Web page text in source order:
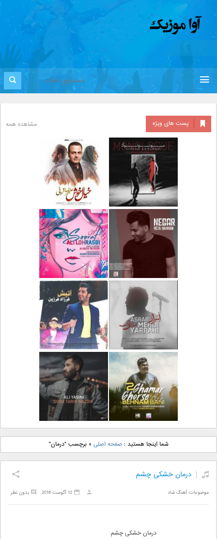
پست های ویژه مشاهده همه
دانلود آلبوم جدید سیروان
خسروی بنام مونولوگ
دانلود آهنگ جدید علیرضا
قربانی بنام خیال خوش
دانلود آهنگ جدید رضا
بهرام بنام نگار
دانلود آهنگ جدید علی
لهراسبی بنام صورت
دانلود آهنگ جدید مهدی
یراحی بنام اسرار
دانلود آهنگ جدید فرزاد
فرزین بنام آتیش
دانلود آهنگ جدید بهنام
بانی بنام قرص قمر 2
دانلود آهنگ جدید علی
یاسینی بنام دورترین نزدیک
شما اینجا هستید :صفحه اصلی »برچسب "درمان"
درمان خشکی چشم
موضوعات:آهنگ شاد بدون نظر 12 آگوست 2018
درمان خشکی چشم